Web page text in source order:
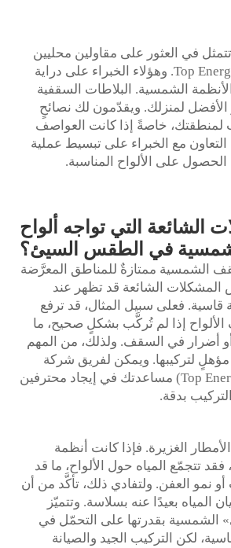
في العثور على مقاولين محليين
يعملون مع شركة Top Energy. وهؤلاء الخبراء على دراية
الشمسية. البلاطات السقفية
لمنزلك. ويقدّمون لك نصائحٍ
لمنطقتك، خاصةً إذا كانت العواصف
مع الخبراء على تبسيط عملية
على الألواح المناسبة.
الشائعة التي تواجه ألواح
في الطقس السيئ؟
الشمسية ممتازةٌ للمناطق المعرَّضة
الشائعة قد تظهر عند
قاسية. فعلى سبيل المثال، قد ترفع
الألواح إذا لم تُركَّب بشكلٍ صحيح، ما
أضرار في السقف. ولذلك، من المهم
لتركيبها. ويمكن لفريق شركة
«توب إنيرجي» (Top Energy) مساعدتك في إيجاد محترفين
بدقة.
الغزيرة. فإذا كانت أنظمة
فقد تتجمّع المياه حول الألواح، ما قد
نمو العفن. ولتفادي ذلك، تأكَّد من أن
بعيدًا عنه بسلاسة. وتتميّز
الشمسية بقدرتها على التحمّل في
لكن التركيب الجيد والصيانة